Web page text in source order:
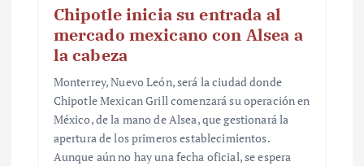
Chipotle inicia su entrada al
mercado mexicano con Alsea a
la cabeza
Monterrey, Nuevo León, será la ciudad donde
Chipotle Mexican Grill comenzará su operación en
México, de la mano de Alsea, que gestionará la
apertura de los primeros establecimientos.
Aunque aún no hay una fecha oficial, se espera